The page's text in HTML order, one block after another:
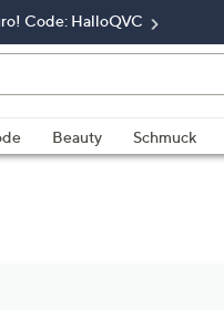
Code: HalloQVC
Beauty Schmuck